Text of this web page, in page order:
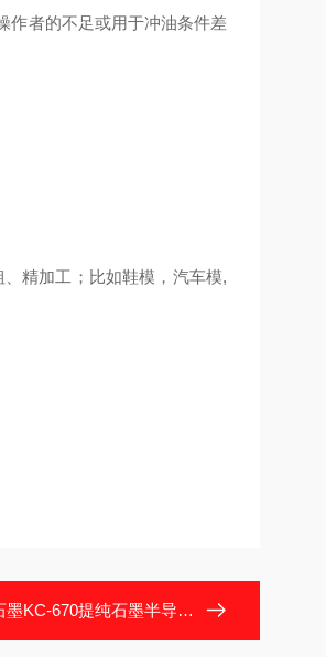
作者的不足或用于冲油条件差
精加工；比如鞋模，汽车模,
670提纯石墨半导体石墨